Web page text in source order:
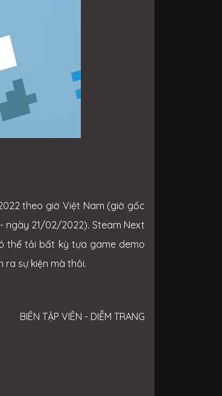
theo giờ Việt Nam (giờ gốc
ngày 21/02/2022). Steam Next
thể tải bất kỳ tựa game demo
sự kiện mà thôi.
BIÊN TẬP VIÊN - DIỄM TRANG